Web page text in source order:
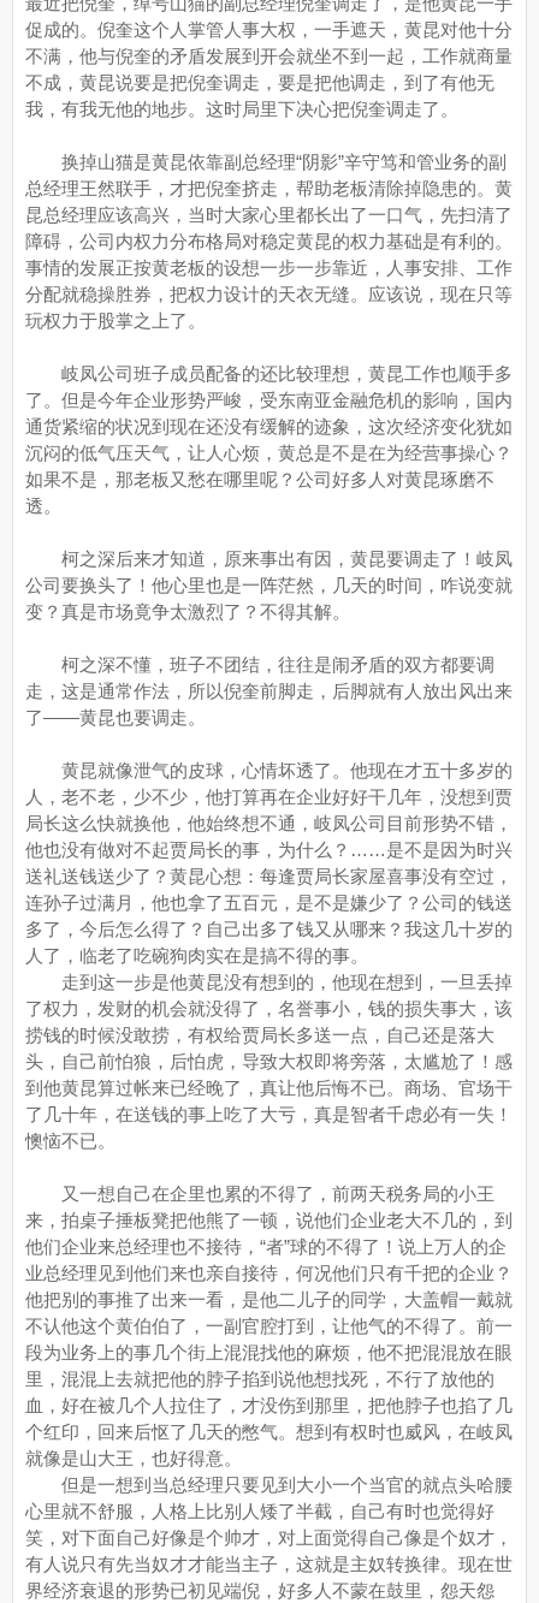
促成的。倪奎这个人掌管人事大权，一手遮天，黄昆对他十分
不满，他与倪奎的矛盾发展到开会就坐不到一起，工作就商量
不成，黄昆说要是把倪奎调走，要是把他调走，到了有他无
我，有我无他的地步。这时局里下决心把倪奎调走了。
换掉山猫是黄昆依靠副总经理“阴影”辛守笃和管业务的副
总经理王然联手，才把倪奎挤走，帮助老板清除掉隐患的。黄
昆总经理应该高兴，当时大家心里都长出了一口气，先扫清了
障碍，公司内权力分布格局对稳定黄昆的权力基础是有利的。
事情的发展正按黄老板的设想一步一步靠近，人事安排、工作
分配就稳操胜券，把权力设计的天衣无缝。应该说，现在只等
玩权力于股掌之上了。
岐凤公司班子成员配备的还比较理想，黄昆工作也顺手多
了。但是今年企业形势严峻，受东南亚金融危机的影响，国内
通货紧缩的状况到现在还没有缓解的迹象，这次经济变化犹如
沉闷的低气压天气，让人心烦，黄总是不是在为经营事操心？
如果不是，那老板又愁在哪里呢？公司好多人对黄昆琢磨不
透。
柯之深后来才知道，原来事出有因，黄昆要调走了！岐凤
公司要换头了！他心里也是一阵茫然，几天的时间，咋说变就
变？真是市场竟争太激烈了？不得其解。
柯之深不懂，班子不团结，往往是闹矛盾的双方都要调
走，这是通常作法，所以倪奎前脚走，后脚就有人放出风出来
了——黄昆也要调走。
黄昆就像泄气的皮球，心情坏透了。他现在才五十多岁的
人，老不老，少不少，他打算再在企业好好干几年，没想到贾
局长这么快就换他，他始终想不通，岐凤公司目前形势不错，
他也没有做对不起贾局长的事，为什么？……是不是因为时兴
送礼送钱送少了？黄昆心想：每逢贾局长家屋喜事没有空过，
连孙子过满月，他也拿了五百元，是不是嫌少了？公司的钱送
多了，今后怎么得了？自己出多了钱又从哪来？我这几十岁的
人了，临老了吃碗狗肉实在是搞不得的事。
走到这一步是他黄昆没有想到的，他现在想到，一旦丢掉
了权力，发财的机会就没得了，名誉事小，钱的损失事大，该
捞钱的时候没敢捞，有权给贾局长多送一点，自己还是落大
头，自己前怕狼，后怕虎，导致大权即将旁落，太尴尬了！感
到他黄昆算过帐来已经晚了，真让他后悔不已。商场、官场干
了几十年，在送钱的事上吃了大亏，真是智者千虑必有一失！
懊恼不已。
又一想自己在企里也累的不得了，前两天税务局的小王
来，拍桌子捶板凳把他熊了一顿，说他们企业老大不几的，到
他们企业来总经理也不接待，“者”球的不得了！说上万人的企
业总经理见到他们来也亲自接待，何况他们只有千把的企业？
他把别的事推了出来一看，是他二儿子的同学，大盖帽一戴就
不认他这个黄伯伯了，一副官腔打到，让他气的不得了。前一
段为业务上的事几个街上混混找他的麻烦，他不把混混放在眼
里，混混上去就把他的脖子掐到说他想找死，不行了放他的
血，好在被几个人拉住了，才没伤到那里，把他脖子也掐了几
个红印，回来后怄了几天的憋气。想到有权时也威风，在岐凤
就像是山大王，也好得意。
但是一想到当总经理只要见到大小一个当官的就点头哈腰
心里就不舒服，人格上比别人矮了半截，自己有时也觉得好
笑，对下面自己好像是个帅才，对上面觉得自己像是个奴才，
有人说只有先当奴才才能当主子，这就是主奴转换律。现在世
界经济衰退的形势已初见端倪，好多人不蒙在鼓里，怨天怨